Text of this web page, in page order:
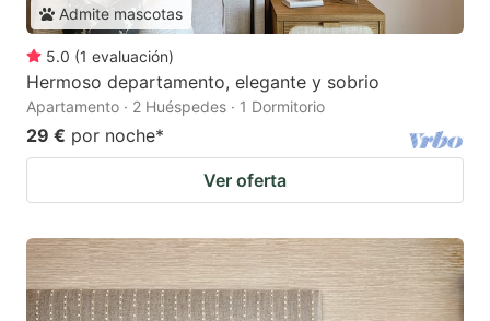
Admite mascotas
5.0 (1 evaluación)
Hermoso departamento, elegante y sobrio
Apartamento · 2 Huéspedes · 1 Dormitorio
29 € por noche*
Ver oferta